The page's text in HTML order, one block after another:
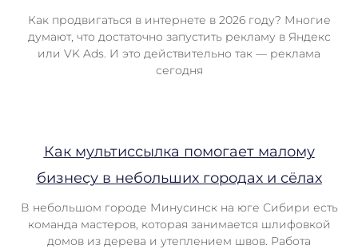
Как продвигаться в интернете в 2026 году? Многие
думают, что достаточно запустить рекламу в Яндекс
или VK Ads. И это действительно так — реклама
сегодня
Как мультиссылка помогает малому
бизнесу в небольших городах и сёлах
В небольшом городе Минусинск на юге Сибири есть
команда мастеров, которая занимается шлифовкой
домов из дерева и утеплением швов. Работа